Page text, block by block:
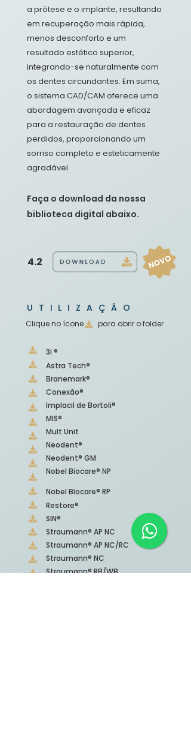
a prótese e o implante, resultando
em recuperação mais rápida,
menos desconforto e um
resultado estético superior,
integrando-se naturalmente com
os dentes circundantes. Em suma,
o sistema CAD/CAM oferece uma
abordagem avançada e eficaz
para a restauração de dentes
perdidos, proporcionando um
sorriso completo e esteticamente
agradável.
Faça o download da nossa
biblioteca digital abaixo.
4.2
UTILIZAÇÃO
Clique no ícone para abrir o folder
3i ®
Astra Tech®
Branemark®
Conexão®
Implacil de Bortoli®
MIS®
Mult Unit
Neodent®
Neodent® GM
Nobel Biocare® NP
Nobel Biocare® RP
Restore®
SIN®
Straumann® AP NC
Straumann® AP NC/RC
Straumann® NC
Straumann® RB/WB